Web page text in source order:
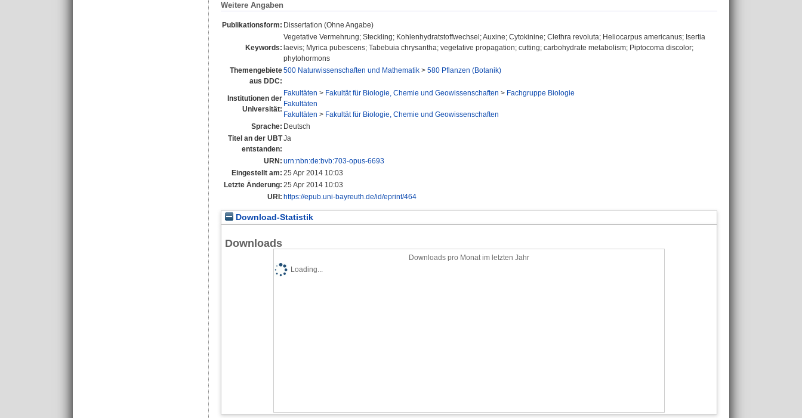
Weitere Angaben
Publikationsform: Dissertation (Ohne Angabe)
Keywords:
Vegetative Vermehrung; Steckling; Kohlenhydratstoffwechsel; Auxine; Cytokinine; Clethra revoluta; Heliocarpus americanus; Isertia
laevis; Myrica pubescens; Tabebuia chrysantha; vegetative propagation; cutting; carbohydrate metabolism; Piptocoma discolor;
phytohormons
Themengebiete
aus DDC:
500 Naturwissenschaften und Mathematik > 580 Pflanzen (Botanik)
Institutionen der
Universität:
Fakultäten > Fakultät für Biologie, Chemie und Geowissenschaften > Fachgruppe Biologie
Fakultäten
Fakultäten > Fakultät für Biologie, Chemie und Geowissenschaften
Sprache: Deutsch
Titel an der UBT
entstanden:
Ja
URN: urn:nbn:de:bvb:703-opus-6693
Eingestellt am: 25 Apr 2014 10:03
Letzte Änderung: 25 Apr 2014 10:03
URI: https://epub.uni-bayreuth.de/id/eprint/464
Download-Statistik
Downloads
Downloads pro Monat im letzten Jahr
Loading...